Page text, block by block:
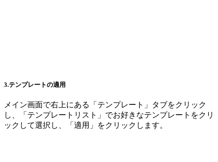
3.テンプレートの適用
メイン画面で右上にある「テンプレート」タブをクリック
し、「テンプレートリスト」でお好きなテンプレートをクリ
ックして選択し、「適用」をクリックします。